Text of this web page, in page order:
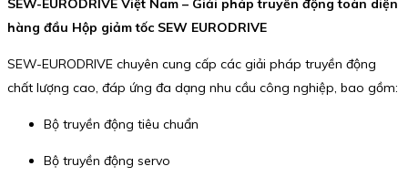
hàng đầu Hộp giảm tốc SEW EURODRIVE
SEW-EURODRIVE chuyên cung cấp các giải pháp truyền động
chất lượng cao, đáp ứng đa dạng nhu cầu công nghiệp, bao gồm:
Bộ truyền động tiêu chuẩn
Bộ truyền động servo